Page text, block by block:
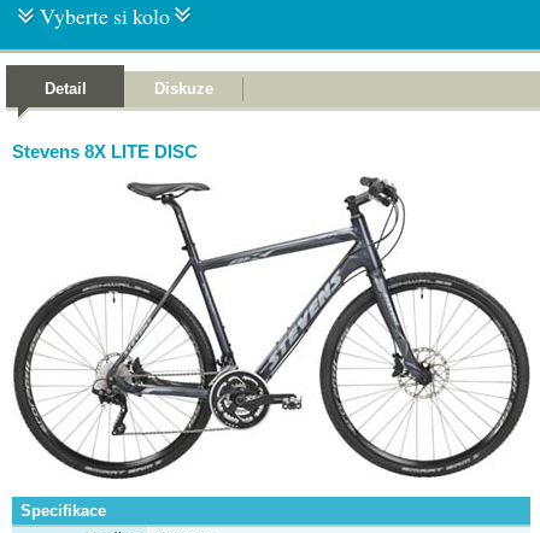
Vyberte si kolo
Detail Diskuze
Stevens 8X LITE DISC
Specifikace